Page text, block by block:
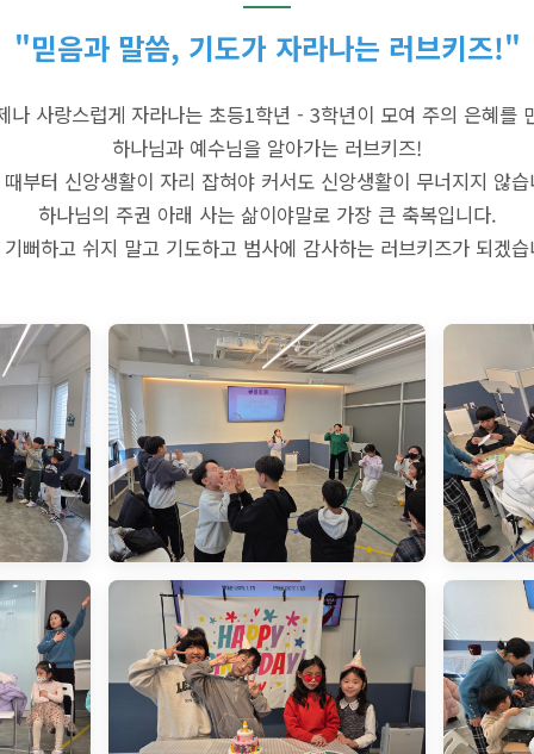
"믿음과 말씀, 기도가 자라나는 러브키즈!"
나 사랑스럽게 자라나는 초등1학년 - 3학년이 모여 주의 은혜를
하나님과 예수님을 알아가는 러브키즈!
부터 신앙생활이 자리 잡혀야 커서도 신앙생활이 무너지지 않
하나님의 주권 아래 사는 삶이야말로 가장 큰 축복입니다.
뻐하고 쉬지 말고 기도하고 범사에 감사하는 러브키즈가 되겠